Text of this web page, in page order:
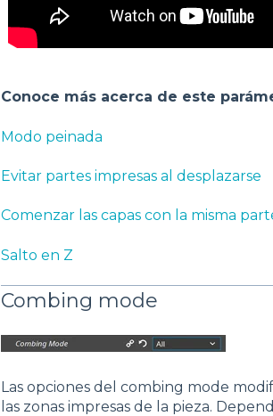
Conoce más acerca de este
Modo peinada
Evitar partes impresas al desplazarse
Comenzar las capas con la misma
Salto en Z
Combing mode
Las opciones del combing mode
las zonas impresas de la pieza.